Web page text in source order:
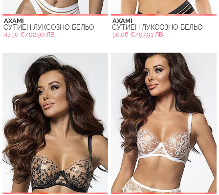
AXAMI
СУТИЕН ЛУКСОЗНО БЕЛЬО
47.50 €/92.90 ЛВ.
AXAMI
СУТИЕН ЛУКСОЗНО БЕЛЬО
50.06 €/97.91 ЛВ.